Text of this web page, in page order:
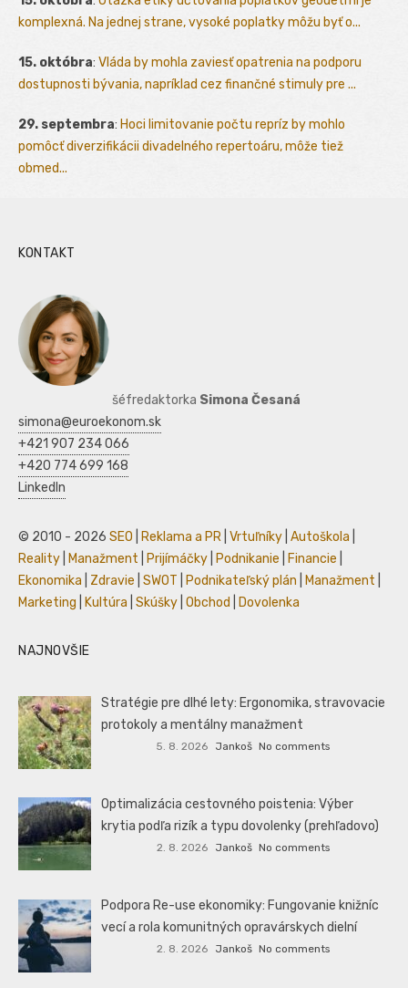
komplexná. Na jednej strane, vysoké poplatky môžu byť o...
15. októbra: Vláda by mohla zaviesť opatrenia na podporu
dostupnosti bývania, napríklad cez finančné stimuly pre ...
29. septembra: Hoci limitovanie počtu repríz by mohlo
pomôcť diverzifikácii divadelného repertoáru, môže tiež
obmed...
KONTAKT
šéfredaktorka Simona Česaná
simona@euroekonom.sk
+421 907 234 066
+420 774 699 168
LinkedIn
© 2010 - 2026 SEO Reklama a PR Vrtuľníky Autoškola
Reality
Manažment Prijímáčky Podnikanie Financie
Ekonomika
Zdravie SWOT Podnikateľský plán Manažment
Marketing
Kultúra Skúšky Obchod Dovolenka
NAJNOVŠIE
Stratégie pre dlhé lety: Ergonomika, stravovacie
protokoly a mentálny manažment
5. 8. 2026 Jankoš No comments
Optimalizácia cestovného poistenia: Výber
krytia podľa rizík a typu dovolenky (prehľadovo)
2. 8. 2026 Jankoš No comments
Podpora Re-use ekonomiky: Fungovanie knižníc
vecí a rola komunitných opravárskych dielní
2. 8. 2026 Jankoš No comments